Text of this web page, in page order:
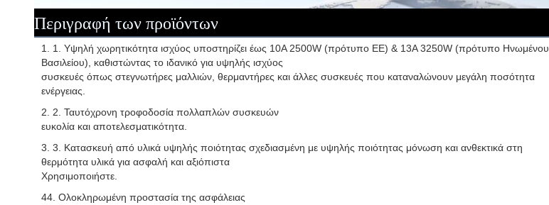
Περιγραφή των προϊόντων
1. 1. Υψηλή χωρητικότητα ισχύος υποστηρίζει έως 10A 2500W (πρότυπο ΕΕ) & 13A 3250W (πρότυπο Ηνωμένου
Βασιλείου), καθιστώντας το ιδανικό για υψηλής ισχύος
συσκευές όπως στεγνωτήρες μαλλιών, θερμαντήρες και άλλες συσκευές που καταναλώνουν μεγάλη ποσότητα
ενέργειας.
2. 2. Ταυτόχρονη τροφοδοσία πολλαπλών συσκευών
ευκολία και αποτελεσματικότητα.
3. 3. Κατασκευή από υλικά υψηλής ποιότητας σχεδιασμένη με υψηλής ποιότητας μόνωση και ανθεκτικά στη
θερμότητα υλικά για ασφαλή και αξιόπιστα
Χρησιμοποιήστε.
44. Ολοκληρωμένη προστασία της ασφάλειας